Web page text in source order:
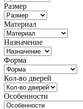
Размер
Материал
Назначение
Форма
Кол-во дверей
Особенности